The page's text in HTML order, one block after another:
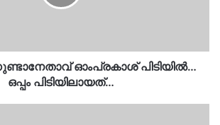
ഓംപ്രകാശ് പിടിയില്‍…
ഒപ്പം പിടിയിലായത്…